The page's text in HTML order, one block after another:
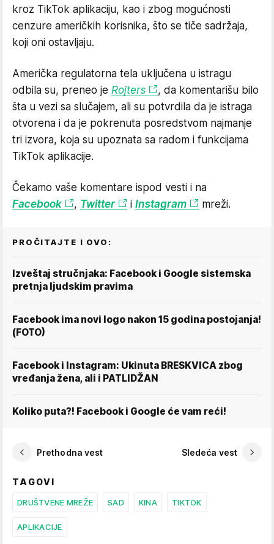
kroz TikTok aplikaciju, kao i zbog mogućnosti
cenzure američkih korisnika, što se tiče sadržaja,
koji oni ostavljaju.
Američka regulatorna tela uključena u istragu
odbila su, preneo je Rojters
, da komentarišu bilo
šta u vezi sa slučajem, ali su potvrdila da je istraga
otvorena i da je pokrenuta posredstvom najmanje
tri izvora, koja su upoznata sa radom i funkcijama
TikTok aplikacije.
Čekamo vaše komentare ispod vesti i na
Facebook
, Twitter i Instagram mreži.
PROČITAJTE I OVO:
Izveštaj stručnjaka: Facebook i Google sistemska
pretnja ljudskim pravima
Facebook ima novi logo nakon 15 godina postojanja!
(FOTO)
Facebook i Instagram: Ukinuta BRESKVICA zbog
vređanja žena, ali i PATLIDŽAN
Koliko puta?! Facebook i Google će vam reći!
Prethodna vest Sledeća vest
TAGOVI
DRUŠTVENE MREŽE SAD KINA TIKTOK
APLIKACIJE